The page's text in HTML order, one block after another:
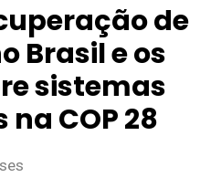
de
Brasil e os
sistemas
COP 28